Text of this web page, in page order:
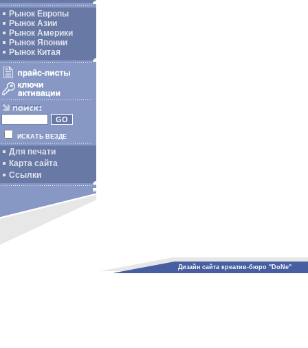
Рынок Европы
Рынок Азии
Рынок Америки
Рынок Японии
Рынок Китая
ИСКАТЬ ВЕЗДЕ
Для печати
Карта сайта
Ссылки
Дизайн сайта креатив-бюро "DoNe"